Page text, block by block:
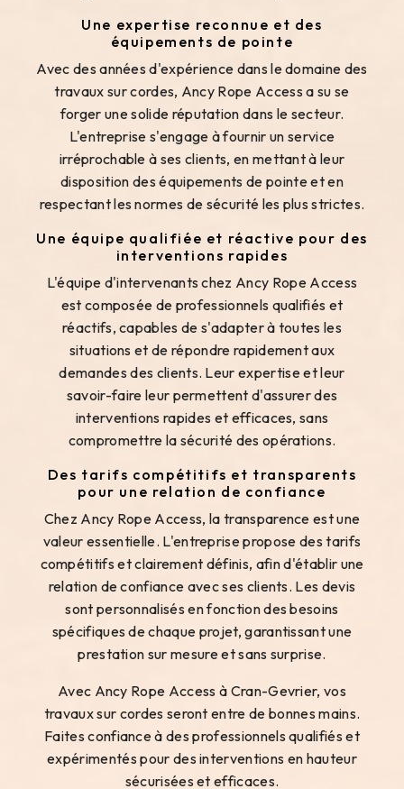
Une expertise reconnue et des
équipements de pointe
Avec des années d'expérience dans le domaine des
travaux sur cordes, Ancy Rope Access a su se
forger une solide réputation dans le secteur.
L'entreprise s'engage à fournir un service
irréprochable à ses clients, en mettant à leur
disposition des équipements de pointe et en
respectant les normes de sécurité les plus strictes.
Une équipe qualifiée et réactive pour des
interventions rapides
L'équipe d'intervenants chez Ancy Rope Access
est composée de professionnels qualifiés et
réactifs, capables de s'adapter à toutes les
situations et de répondre rapidement aux
demandes des clients. Leur expertise et leur
savoir-faire leur permettent d'assurer des
interventions rapides et efficaces, sans
compromettre la sécurité des opérations.
Des tarifs compétitifs et transparents
pour une relation de confiance
Chez Ancy Rope Access, la transparence est une
valeur essentielle. L'entreprise propose des tarifs
compétitifs et clairement définis, afin d'établir une
relation de confiance avec ses clients. Les devis
sont personnalisés en fonction des besoins
spécifiques de chaque projet, garantissant une
prestation sur mesure et sans surprise.
Avec Ancy Rope Access à Cran-Gevrier, vos
travaux sur cordes seront entre de bonnes mains.
Faites confiance à des professionnels qualifiés et
expérimentés pour des interventions en hauteur
sécurisées et efficaces.